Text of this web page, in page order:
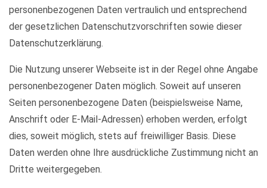
personenbezogenen Daten vertraulich und entsprechend
der gesetzlichen Datenschutzvorschriften sowie dieser
Datenschutzerklärung.
Die Nutzung unserer Webseite ist in der Regel ohne Angabe
personenbezogener Daten möglich. Soweit auf unseren
Seiten personenbezogene Daten (beispielsweise Name,
Anschrift oder E-Mail-Adressen) erhoben werden, erfolgt
dies, soweit möglich, stets auf freiwilliger Basis. Diese
Daten werden ohne Ihre ausdrückliche Zustimmung nicht an
Dritte weitergegeben.